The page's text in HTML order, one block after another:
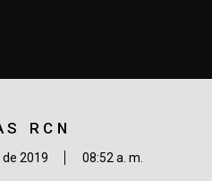
RCN
2019 08:52 a. m.